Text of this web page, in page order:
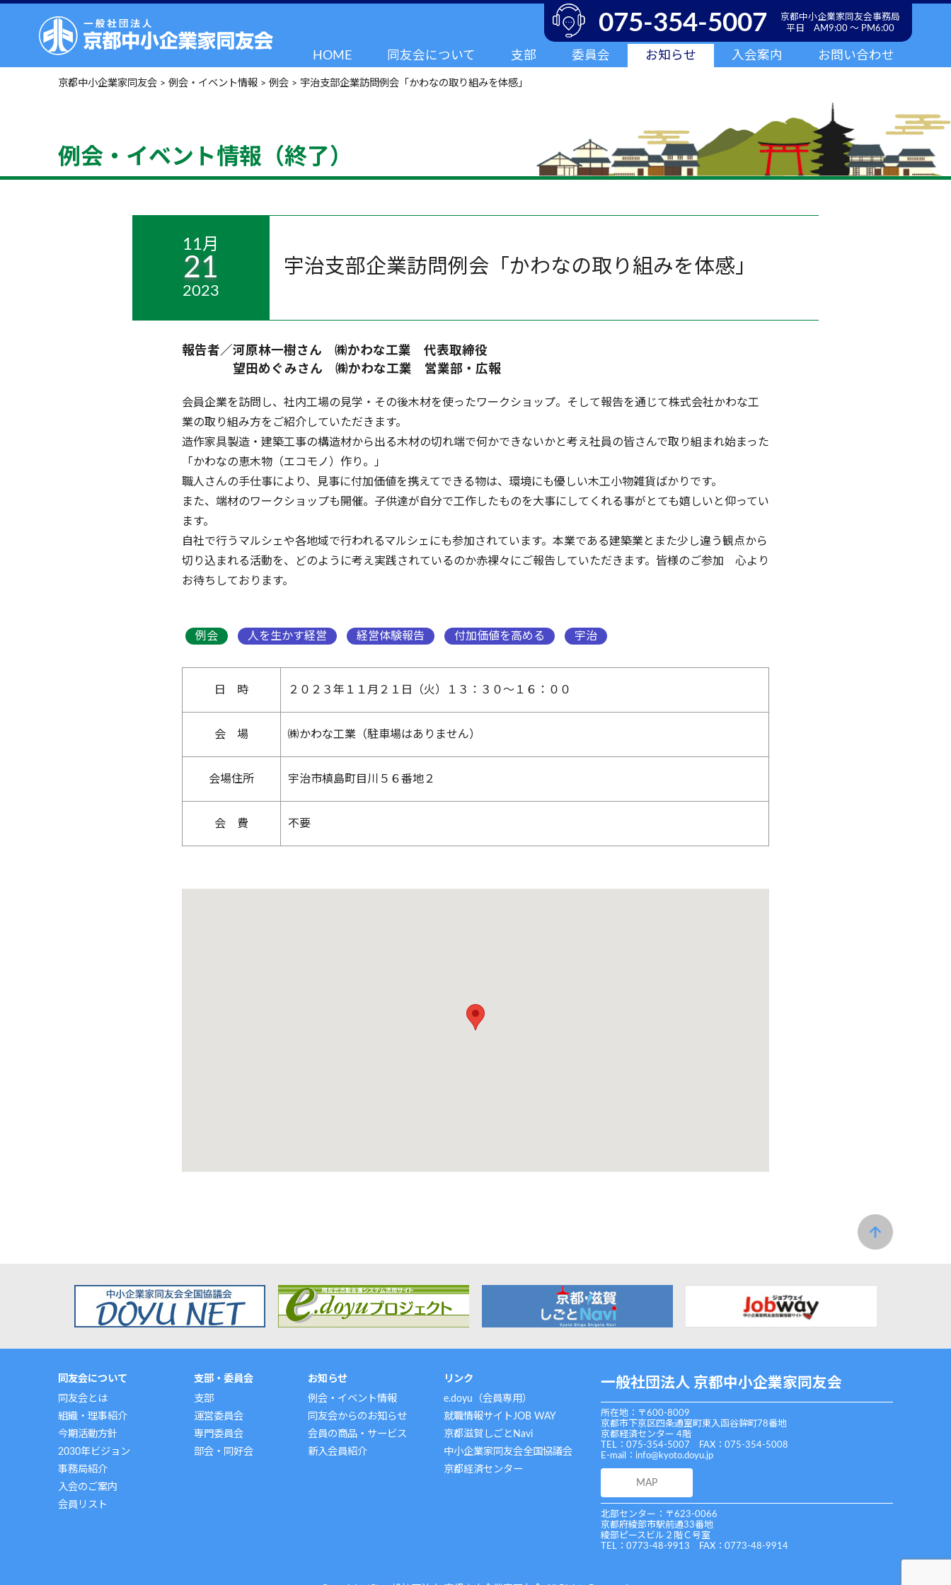
HOME 同友会について 支部 委員会 お知らせ 入会案内 お問い合わせ
075-354-5007
京都中小企業家同友会事務局
平日 AM9:00 ～ PM6:00
京都中小企業家同友会 > 例会・イベント情報 > 例会 > 宇治支部企業訪問例会「かわなの取り組みを体感」
例会・イベント情報（終了）
11月
21
2023
宇治支部企業訪問例会「かわなの取り組みを体感」
報告者／河原林一樹さん ㈱かわな工業 代表取締役
望田めぐみさん ㈱かわな工業 営業部・広報
会員企業を訪問し、社内工場の見学・その後木材を使ったワークショップ。そして報告を通じて株式会社かわな工
業の取り組み方をご紹介していただきます。
造作家具製造・建築工事の構造材から出る木材の切れ端で何かできないかと考え社員の皆さんで取り組まれ始まった
「かわなの恵木物（エコモノ）作り。」
職人さんの手仕事により、見事に付加価値を携えてできる物は、環境にも優しい木工小物雑貨ばかりです。
また、端材のワークショップも開催。子供達が自分で工作したものを大事にしてくれる事がとても嬉しいと仰ってい
ます。
自社で行うマルシェや各地域で行われるマルシェにも参加されています。本業である建築業とまた少し違う観点から
切り込まれる活動を、どのように考え実践されているのか赤裸々にご報告していただきます。皆様のご参加 心より
お待ちしております。
例会 人を生かす経営 経営体験報告 付加価値を高める 宇治
日 時 ２０２３年１１月２１日（火）１３：３０～１６：００
会 場 ㈱かわな工業（駐車場はありません）
会場住所 宇治市槙島町目川５６番地２
会 費 不要
同友会について
同友会とは
組織・理事紹介
今期活動方針
2030年ビジョン
事務局紹介
入会のご案内
会員リスト
支部・委員会
支部
運営委員会
専門委員会
部会・同好会
お知らせ
例会・イベント情報
同友会からのお知らせ
会員の商品・サービス
新入会員紹介
リンク
e.doyu（会員専用）
就職情報サイトJOB WAY
京都滋賀しごとNavi
中小企業家同友会全国協議会
京都経済センター
一般社団法人 京都中小企業家同友会
所在地：〒600-8009
京都市下京区四条通室町東入函谷鉾町78番地
京都経済センター 4階
TEL：075-354-5007 FAX：075-354-5008
E-mail： info@kyoto.doyu.jp
MAP
北部センター：〒623-0066
京都府綾部市駅前通33番地
綾部ピースビル２階Ｃ号室
TEL：0773-48-9913 FAX：0773-48-9914